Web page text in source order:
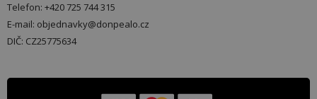
Telefon: +420 725 744 315
E-mail: objednavky@donpealo.cz
DIČ: CZ25775634